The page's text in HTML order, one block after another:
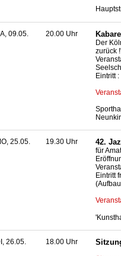
09.05. 20.00 Uhr
Der
zurück
Eintritt
25.05. 19.30 Uhr 42.
für
Eintritt
26.05. 18.00 Uhr